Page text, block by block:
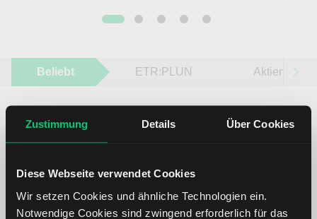
Zustimmung Details Über Cookies
Diese Webseite verwendet Cookies
Wir setzen Cookies und ähnliche Technologien ein.
Notwendige Cookies sind zwingend erforderlich für das
Beliebt ETR:PLUN Aktien im
Immer up to date – mit unseren
Newslettern